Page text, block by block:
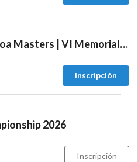
Marcos Figueroa Masters | VI Memorial Adolfo Pedevilla
Inscripción
2026
Inscripción